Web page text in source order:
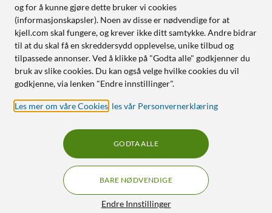
Handle fra:
Sverige
Norge
RÅD OG TILBEHØR TIL
HJEMMEELEKTRONIKK
og for å kunne gjøre dette bruker vi cookies
(informasjonskapsler). Noen av disse er nødvendige for at
kjell.com skal fungere, og krever ikke ditt samtykke. Andre bidrar
til at du skal få en skreddersydd opplevelse, unike tilbud og
tilpassede annonser. Ved å klikke på "Godta alle" godkjenner du
bruk av slike cookies. Du kan også velge hvilke cookies du vil
godkjenne, via lenken "Endre innstillinger".
Les mer om våre Cookies les vår Personvernerklæring
Endre Innstillinger
BARE NØDVENDIGE
GODTA ALLE